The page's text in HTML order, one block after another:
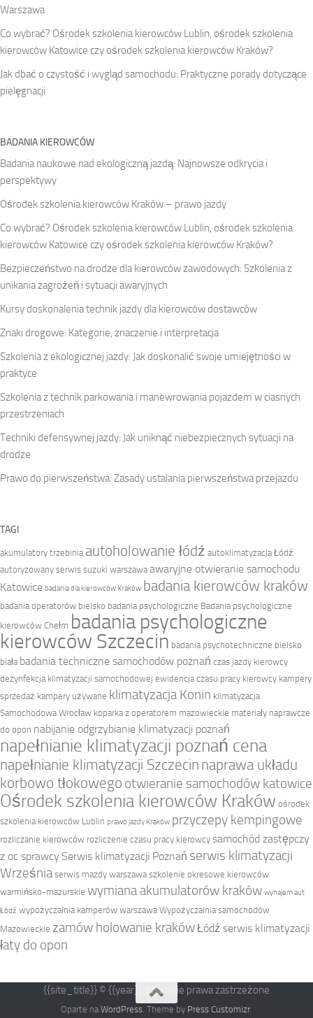
Warszawa
Co wybrać? Ośrodek szkolenia kierowców Lublin, ośrodek szkolenia
kierowców Katowice czy ośrodek szkolenia kierowców Kraków?
Jak dbać o czystość i wygląd samochodu: Praktyczne porady dotyczące
pielęgnacji
BADANIA KIEROWCÓW
Badania naukowe nad ekologiczną jazdą: Najnowsze odkrycia i
perspektywy
Ośrodek szkolenia kierowców Kraków – prawo jazdy
Co wybrać? Ośrodek szkolenia kierowców Lublin, ośrodek szkolenia
kierowców Katowice czy ośrodek szkolenia kierowców Kraków?
Bezpieczeństwo na drodze dla kierowców zawodowych: Szkolenia z
unikania zagrożeń i sytuacji awaryjnych
Kursy doskonalenia technik jazdy dla kierowców dostawców
Znaki drogowe: Kategorie, znaczenie i interpretacja
Szkolenia z ekologicznej jazdy: Jak doskonalić swoje umiejętności w
praktyce
Szkolenia z technik parkowania i manewrowania pojazdem w ciasnych
przestrzeniach
Techniki defensywnej jazdy: Jak uniknąć niebezpiecznych sytuacji na
drodze
Prawo do pierwszeństwa: Zasady ustalania pierwszeństwa przejazdu
TAGI
akumulatory trzebinia autoholowanie łódź autoklimatyzacja Łódź
autoryzowany serwis suzuki warszawaawaryjne otwieranie samochodu
Katowice badania dla kierowców Kraków badania kierowców kraków
badania operatorów bielsko badania psychologiczne Badania psychologiczne
kierowców Chełm badania psychologiczne
kierowców Szczecin badania psychotechniczne bielsko
biała badania techniczne samochodów poznań czas jazdy kierowcy
dezynfekcja klimatyzacji samochodowej ewidencja czasu pracy kierowcy kampery
sprzedaż kampery używane klimatyzacja Konin klimatyzacja
Samochodowa Wrocław koparka z operatorem mazowieckie materiały naprawcze
do opon nabijanie odgrzybianie klimatyzacji poznań
napełnianie klimatyzacji poznań cena
napełnianie klimatyzacji Szczecin naprawa układu
korbowo tłokowego otwieranie samochodów katowice
Ośrodek szkolenia kierowców Kraków ośrodek
szkolenia kierowców Lublin prawo jazdy Kraków przyczepy kempingowe
rozliczanie kierowców rozliczenie czasu pracy kierowcysamochód zastępczy
z oc sprawcy Serwis klimatyzacji Poznań serwis klimatyzacji
Wrześniaserwis mazdy warszawaszkolenie okresowe kierowców
warmińsko-mazurskie wymiana akumulatorów kraków wynajem aut
Łódź wypożyczalnia kamperów warszawaWypożyczalnia samochodów
Mazowieckie zamów holowanie krakówŁódź serwis klimatyzacji
łaty do opon
{{site_title}} © {{year}}. Wszelkie prawa zastrzeżone
Oparte naWordPress. Theme by Press Customizr.